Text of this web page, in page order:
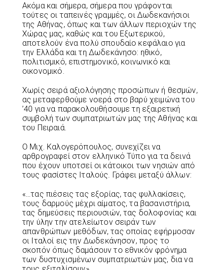
Ακόμα και σήμερα, σήμερα που γράφονται
τούτες οι ταπεινές γραμμές, οι Δωδεκανήσιοι
της Αθήνας, όπως και των άλλων περιοχών της
Χώρας μας, καθώς και του Εξωτερικού,
αποτελούν ένα πολύ σπουδαίο κεφάλαιο για
την Ελλάδα και τη Δωδεκάνησο: ηθικό,
πολιτισμικό, επιστημονικό, κοινωνικό και
οικονομικό.
Χωρίς σειρά αξιολόγησης προσώπων ή θεσμών,
ας μεταφερθούμε νοερά στο βαρύ χειμώνα του
’40 για να παρακολουθήσουμε τη εξαιρετική
συμβολή των συμπατριωτών μας της Αθήνας και
του Πειραιά.
Ο Μιχ. Καλογερόπουλος, συνεχίζει να
αρθρογραφεί στον ελληνικό Τύπο για τα δεινά
που έχουν υποτσεί οι κάτοικοι των νησιών από
τους φασίστες Ιταλούς. Γράφει μεταξύ άλλων:
«…τας πιέσεις τας εξορίας, τας φυλλακίσεις,
τους δαρμούς μέχρι αίματος, τα βασανιστήρια,
τας δημεύσεις περιουσιών, τας δολοφονίας και
την ύλην την ατελείωτον σειράν των
απανθρώπων μεθόδων, τας οποίας εφήρμοσαν
οι Ιταλοί εις την Δωδεκάνησον, προς το
σκοπόν όπως δαμάσουν το εθνικόν φρόνημα
των δυστυχισμένων συμπατριωτών μας, δια να